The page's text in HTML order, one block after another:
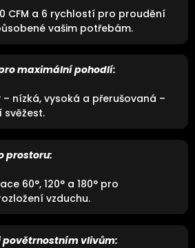
CFM a 6 rychlostí pro proudění
vašim potřebám.
maximální pohodlí:
– nízká, vysoká a přerušovaná –
prostoru:
60°, 120° a 180° pro
vzduchu.
povětrnostním vlivům: